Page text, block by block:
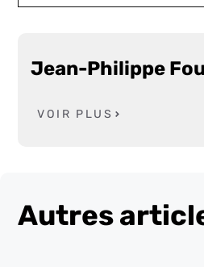
Jean-Philippe
VOIR PLUS
Autres